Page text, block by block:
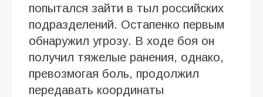
попытался зайти в тыл российских
подразделений. Остапенко первым
обнаружил угрозу. В ходе боя он
получил тяжелые ранения, однако,
превозмогая боль, продолжил
передавать координаты